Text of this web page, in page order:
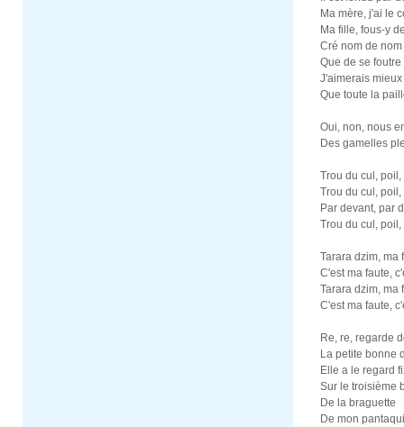
Ma mère, j'ai le
Ma fille, fous-y
Cré nom de
Que de se
J'aimerais
Que toute la
Oui, non, nous
Des gamelles
Trou du cul,
Trou du cul,
Par devant, par
Trou du cul,
Tarara dzim, ma
C'est ma faute,
Tarara dzim, ma
C'est ma faute,
Re, re, regarde
La petite bonne
Elle a le regard
Sur le troisième
De la braguette
De mon